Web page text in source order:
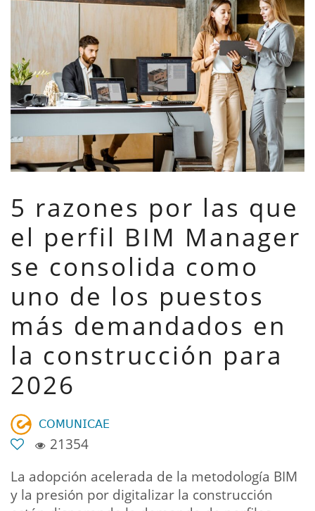
5 razones por las que
el perfil BIM Manager
se consolida como
uno de los puestos
más demandados en
la construcción para
2026
𝖢𝖮𝖬𝖴𝖭𝖨𝖢𝖠𝖤
21354
La adopción acelerada de la metodología BIM
y la presión por digitalizar la construcción